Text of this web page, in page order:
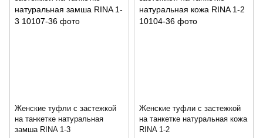
Женские туфли с застежкой
на танкетке натуральная
замша RINA 1-3
Женские туфли с застежкой
на танкетке натуральная кожа
RINA 1-2